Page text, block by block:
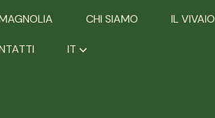
CHI SIAMO IL VIVAIO
IT